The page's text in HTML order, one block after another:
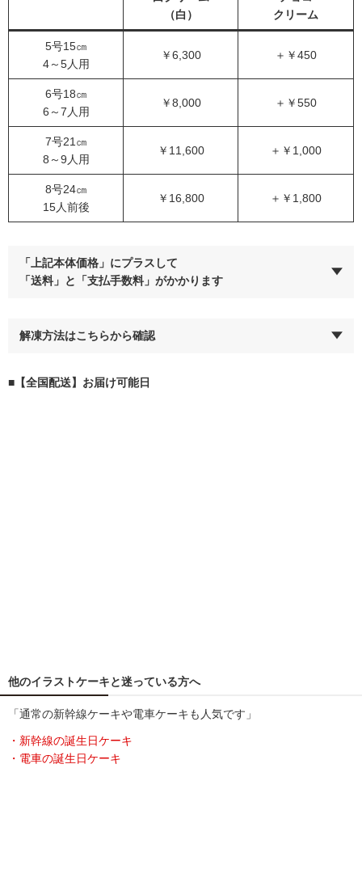
（白）
クリーム
5号15㎝
4～5人用
￥6,300 ＋￥450
6号18㎝
6～7人用
￥8,000 ＋￥550
7号21㎝
8～9人用
￥11,600 ＋￥1,000
8号24㎝
15人前後
￥16,800 ＋￥1,800
「上記本体価格」にプラスして
「送料」と「支払手数料」がかかります
解凍方法はこちらから確認
■【全国配送】お届け可能日
他のイラストケーキと迷っている方へ
「通常の新幹線ケーキや電車ケーキも人気です」
・新幹線の誕生日ケーキ
・電車の誕生日ケーキ